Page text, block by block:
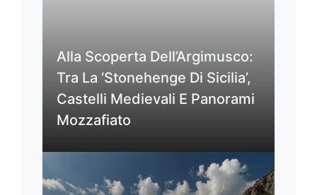
Alla Scoperta Dell’Argimusco:
Tra La ‘Stonehenge Di Sicilia’,
Castelli Medievali E Panorami
Mozzafiato